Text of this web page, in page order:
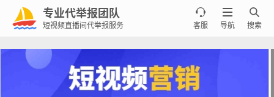
专业代举报团队
短视频直播间代举报服务

搜索

导航

客服